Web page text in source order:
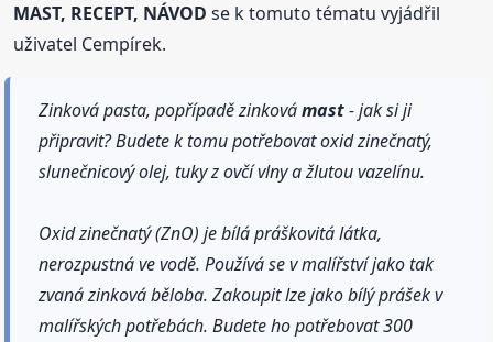
MAST, RECEPT, NÁVOD se k tomuto tématu vyjádřil
uživatel Cempírek.
Zinková pasta, popřípadě zinkovámast- jak si ji
připravit? Budete k tomu potřebovat oxid zinečnatý,
slunečnicový olej, tuky z ovčí vlny a žlutou vazelínu.
Oxid zinečnatý (ZnO) je bílá práškovitá látka,
nerozpustná ve vodě. Používá se v malířství jako tak
zvaná zinková běloba. Zakoupit lze jako bílý prášek v
malířských potřebách. Budete ho potřebovat 300